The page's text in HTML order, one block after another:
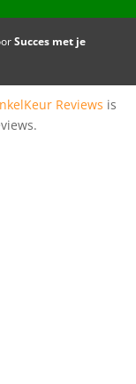
Succes met je
Reviews is